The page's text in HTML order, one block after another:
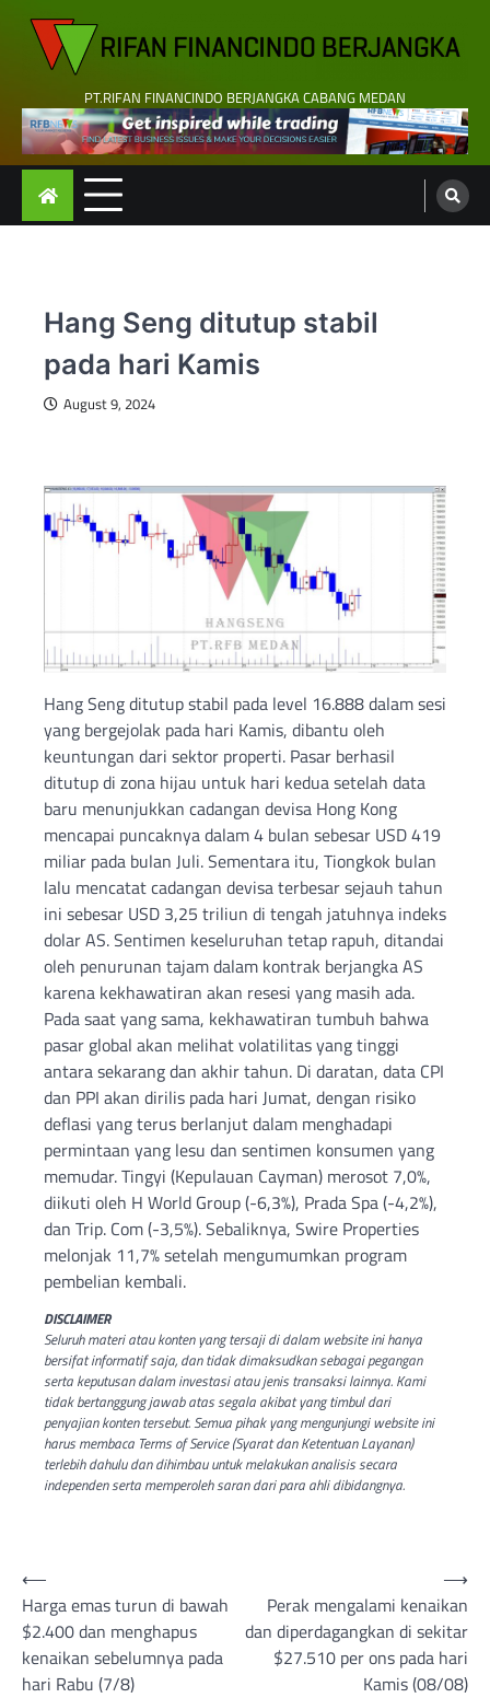
content
PT.RIFAN FINANCINDO BERJANGKA CABANG MEDAN
Hang Seng ditutup stabil
pada hari Kamis
August 9, 2024
Hang Seng ditutup stabil pada level 16.888 dalam sesi
yang bergejolak pada hari Kamis, dibantu oleh
keuntungan dari sektor properti. Pasar berhasil
ditutup di zona hijau untuk hari kedua setelah data
baru menunjukkan cadangan devisa Hong Kong
mencapai puncaknya dalam 4 bulan sebesar USD 419
miliar pada bulan Juli. Sementara itu, Tiongkok bulan
lalu mencatat cadangan devisa terbesar sejauh tahun
ini sebesar USD 3,25 triliun di tengah jatuhnya indeks
dolar AS. Sentimen keseluruhan tetap rapuh, ditandai
oleh penurunan tajam dalam kontrak berjangka AS
karena kekhawatiran akan resesi yang masih ada.
Pada saat yang sama, kekhawatiran tumbuh bahwa
pasar global akan melihat volatilitas yang tinggi
antara sekarang dan akhir tahun. Di daratan, data CPI
dan PPI akan dirilis pada hari Jumat, dengan risiko
deflasi yang terus berlanjut dalam menghadapi
permintaan yang lesu dan sentimen konsumen yang
memudar. Tingyi (Kepulauan Cayman) merosot 7,0%,
diikuti oleh H World Group (-6,3%), Prada Spa (-4,2%),
dan Trip. Com (-3,5%). Sebaliknya, Swire Properties
melonjak 11,7% setelah mengumumkan program
pembelian kembali.
DISCLAIMER
Seluruh materi atau konten yang tersaji di dalam website ini hanya
bersifat informatif saja, dan tidak dimaksudkan sebagai pegangan
serta keputusan dalam investasi atau jenis transaksi lainnya. Kami
tidak bertanggung jawab atas segala akibat yang timbul dari
penyajian konten tersebut. Semua pihak yang mengunjungi website ini
harus membaca Terms of Service (Syarat dan Ketentuan Layanan)
terlebih dahulu dan dihimbau untuk melakukan analisis secara
independen serta memperoleh saran dari para ahli dibidangnya.
Post
navigation
⟵
Harga emas turun di bawah
$2.400 dan menghapus
kenaikan sebelumnya pada
hari Rabu (7/8)
Perak mengalami kenaikan
dan diperdagangkan di sekitar
$27.510 per ons pada hari
Kamis (08/08)
⟶